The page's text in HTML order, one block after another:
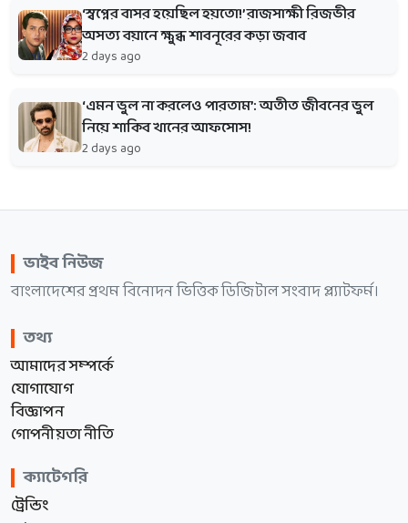
‘স্বপ্নের বাসর হয়েছিল হয়তো!’ রাজসাক্ষী রিজভীর
অসত্য বয়ানে ক্ষুব্ধ শাবনূরের কড়া জবাব
2 days ago
‘এমন ভুল না করলেও পারতাম’: অতীত জীবনের ভুল
নিয়ে শাকিব খানের আফসোস!
2 days ago
ভাইব নিউজ
বাংলাদেশের প্রথম বিনোদন ভিত্তিক ডিজিটাল সংবাদ প্ল্যাটফর্ম।
তথ্য
আমাদের সম্পর্কে
যোগাযোগ
বিজ্ঞাপন
গোপনীয়তা নীতি
ক্যাটেগরি
ট্রেন্ডিং